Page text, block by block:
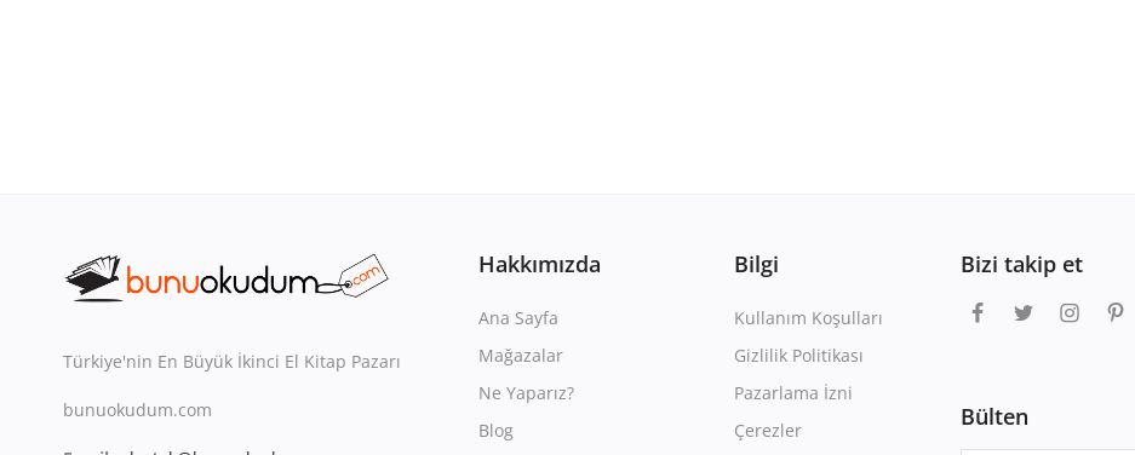
Türkiye'nin En Büyük İkinci El Kitap Pazarı
bunuokudum.com
Hakkımızda
Ana Sayfa
Mağazalar
Ne Yaparız?
Blog
Bilgi
Kullanım Koşulları
Gizlilik Politikası
Pazarlama İzni
Çerezler
Bizi takip et
Bülten